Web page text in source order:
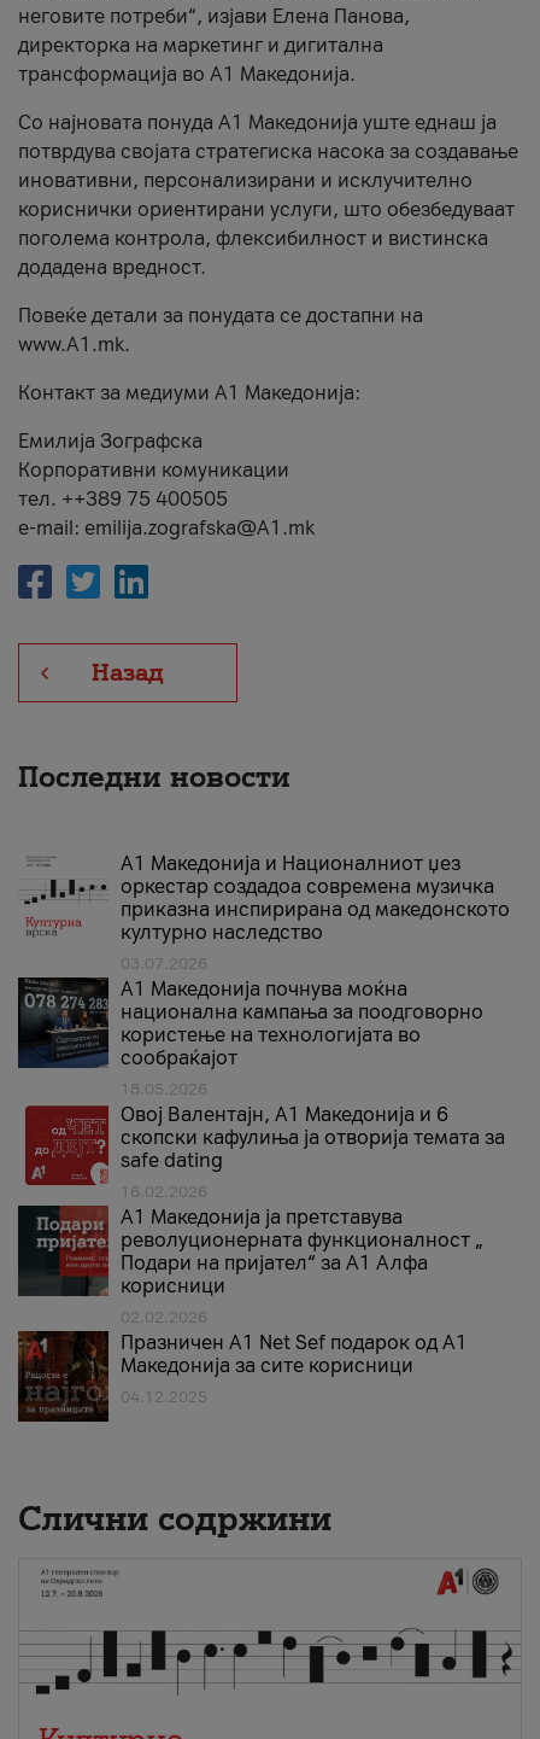
неговите потреби“, изјави Елена Панова,
директорка на маркетинг и дигитална
трансформација во А1 Македонија.
Со најновата понуда А1 Македонија уште еднаш ја
потврдува својата стратегиска насока за создавање
иновативни, персонализирани и исклучително
кориснички ориентирани услуги, што обезбедуваат
поголема контрола, флексибилност и вистинска
додадена вредност.
Повеќе детали за понудата се достапни на
www.А1.mk.
Контакт за медиуми А1 Македонија:
Емилија Зографска
Корпоративни комуникации
тел. ++389 75 400505
e-mail: emilija.zografska@A1.mk
Назад
Последни новости
А1 Македонија и Националниот џез
оркестар создадоа современа музичка
приказна инспирирана од македонското
културно наследство
03.07.2026
A1 Македонија почнува моќна
национална кампања за поодговорно
користење на технологијата во
сообраќајот
18.05.2026
Овој Валентајн, A1 Македонија и 6
скопски кафулиња ја отворија темата за
safe dating
16.02.2026
А1 Македонија ја претставува
револуционерната функционалност „
Подари на пријател“ за А1 Алфа
корисници
02.02.2026
Празничен A1 Net Sеf подарок од А1
Македонија за сите корисници
04.12.2025
Слични содржини